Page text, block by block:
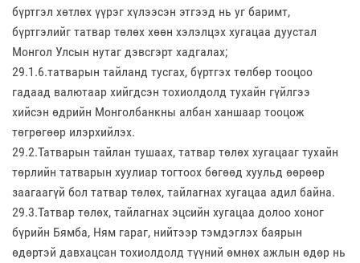
бүртгэл хөтлөх үүрэг хүлээсэн этгээд нь уг баримт,
бүртгэлийг татвар төлөх хөөн хэлэлцэх хугацаа дуустал
Монгол Улсын нутаг дэвсгэрт хадгалах;
29.1.6.татварын тайланд тусгах, бүртгэх төлбөр тооцоо
гадаад валютаар хийгдсэн тохиолдолд тухайн гүйлгээ
хийсэн өдрийн Монголбанкны албан ханшаар тооцож
төгрөгөөр илэрхийлэх.
29.2.Татварын тайлан тушаах, татвар төлөх хугацааг тухайн
төрлийн татварын хуулиар тогтоох бөгөөд хуульд өөрөөр
заагаагүй бол татвар төлөх, тайлагнах хугацаа адил байна.
29.3.Татвар төлөх, тайлагнах эцсийн хугацаа долоо хоног
бүрийн Бямба, Ням гараг, нийтээр тэмдэглэх баярын
өдөртэй давхацсан тохиолдолд түүний өмнөх ажлын өдөр нь